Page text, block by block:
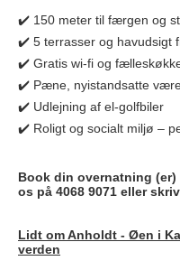
✔️ 150 meter til færgen og
✔️ 5 terrasser og havudsigt
✔️ Gratis wi-fi og
✔️ Pæne, nyistandsatte
✔️ Udlejning af el-golfbiler
✔️ Roligt og socialt miljø –
Book din overnatning (er)
os på 4068 9071 eller
Lidt om Anholdt - Øen i
verden